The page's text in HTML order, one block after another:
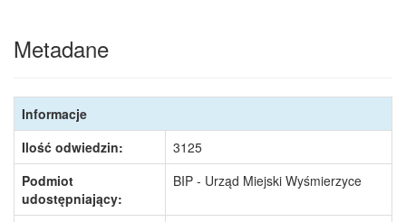
Metadane
Informacje
Ilość odwiedzin:
3125
Podmiot
udostępniający:
BIP - Urząd Miejski Wyśmierzyce